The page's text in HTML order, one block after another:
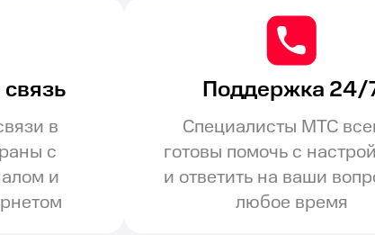
в
с
и
Поддержка 24/
Специалисты МТС
готовы помочь с
и ответить на ваши
любое время